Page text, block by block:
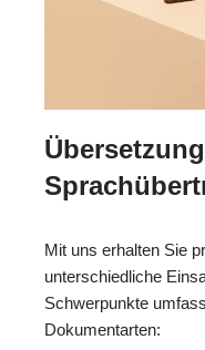
Mit uns erhalten Sie
unterschiedliche
Schwerpunkte
Dokumentarten: